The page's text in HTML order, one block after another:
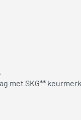
met SKG** keurmerk.